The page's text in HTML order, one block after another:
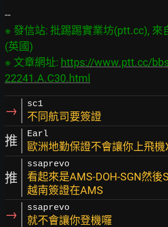
※ 發信站: 批踢踢實業坊(ptt.cc), 來
(英國)
※ 文章網址: https://www.ptt.cc/
22241.A.C30.html
→ sc1
不同航司要簽證
推 Earl
歐洲地勤保證不會讓你上飛機
推
ssaprevo
看起來是AMS-DOH-SGN然後
越南簽證在AMS
→ ssaprevo
就不會讓你登機囉